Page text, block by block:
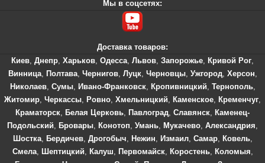
Мы в соцсетях:
Доставка товаров:
Киев, Днепр, Харьков, Одесса, Львов, Запорожье, Кривой Рог,
Винница, Полтава, Чернигов, Луцк, Черновцы, Ужгород, Херсон,
Николаев, Сумы, Ивано-Франковск, Кропивницкий, Тернополь,
Житомир, Черкассы, Ровно, Хмельницкий, Каменское, Кременчуг,
Краматорск, Белая Церковь, Павлоград, Славянск, Каменец-
Подольский, Бровары, Конотоп, Умань, Мукачево, Александрия,
Шостка, Бердичев, Дрогобыч, Нежин, Измаил, Самар, Ковель,
Смела, Шептицкий, Калуш, Первомайск, Коростень, Коломыя,